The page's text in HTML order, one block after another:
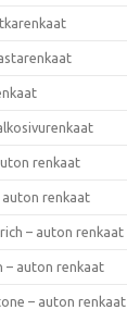
renkaat
auton renkaat
– auton renkaat
– auton renkaat
– auton renkaat